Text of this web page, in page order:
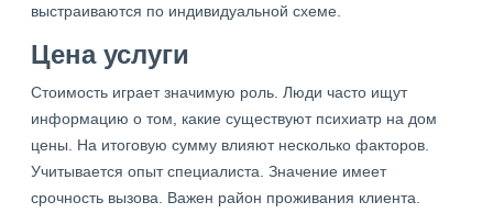
выстраиваются по индивидуальной схеме.
Цена услуги
Стоимость играет значимую роль. Люди часто ищут
информацию о том, какие существуют психиатр на дом
цены. На итоговую сумму влияют несколько факторов.
Учитывается опыт специалиста. Значение имеет
срочность вызова. Важен район проживания клиента.